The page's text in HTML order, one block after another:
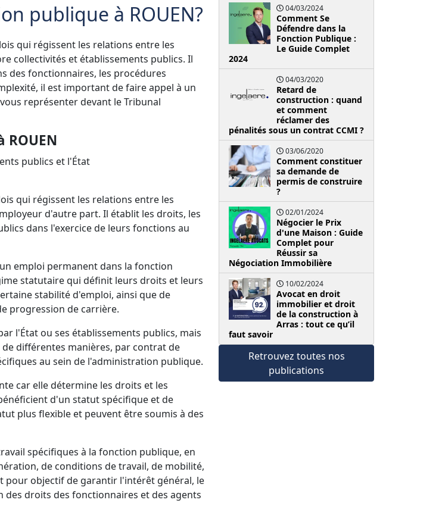
publique à ROUEN?
qui régissent les relations entre les
collectivités et établissements publics. Il
des fonctionnaires, les procédures
il est important de faire appel à un
représenter devant le Tribunal
publics et l'État
qui régissent les relations entre les
d'autre part. Il établit les droits, les
dans l'exercice de leurs fonctions au
emploi permanent dans la fonction
statutaire qui définit leurs droits et leurs
stabilité d'emploi, ainsi que de
progression de carrière.
l'État ou ses établissements publics, mais
différentes manières, par contrat de
au sein de l'administration publique.
car elle détermine les droits et les
d'un statut spécifique et de
plus flexible et peuvent être soumis à des
spécifiques à la fonction publique, en
de conditions de travail, de mobilité,
pour objectif de garantir l'intérêt général, le
droits des fonctionnaires et des agents
04/03/2024
Comment Se
Défendre dans la
Fonction Publique :
Le Guide Complet
2024
04/03/2020
Retard de
construction : quand
et comment
réclamer des
pénalités sous un contrat CCMI ?
03/06/2020
Comment constituer
sa demande de
permis de construire
?
02/01/2024
Négocier le Prix
d'une Maison : Guide
Complet pour
Réussir sa
Négociation Immobilière
10/02/2024
Avocat en droit
immobilier et droit
de la construction à
Arras : tout ce qu’il
faut savoir
Retrouvez toutes nos
publications